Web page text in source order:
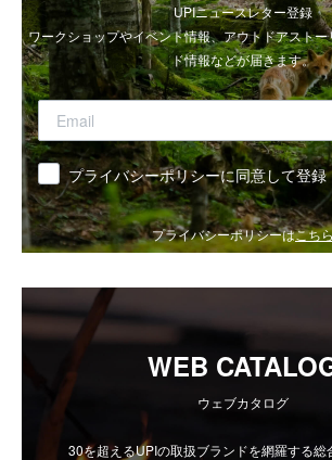
UPIニュースレター登録
ワークショップやイベント情報、アウトドアスト
ド情報などが届きます。
同意 プライバシーポリシーに同意して登録
プライバシーポリシーはこち
WEB
ウェブカタログ
30を超えるUPIの取扱ブランドを網羅する総